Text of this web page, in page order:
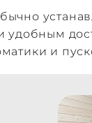
удобным
и